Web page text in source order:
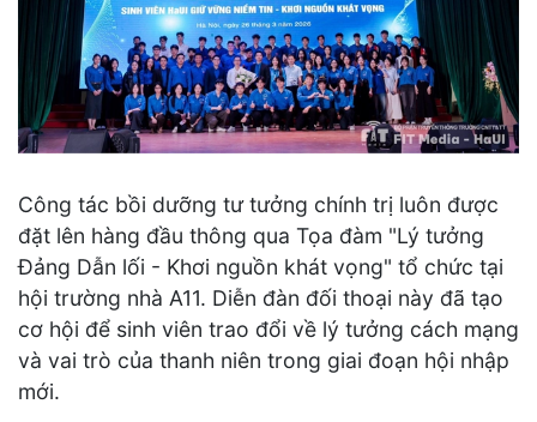
Công tác bồi dưỡng tư tưởng chính trị luôn được
đặt lên hàng đầu thông qua Tọa đàm "Lý tưởng
Đảng Dẫn lối - Khơi nguồn khát vọng" tổ chức tại
hội trường nhà A11. Diễn đàn đối thoại này đã tạo
cơ hội để sinh viên trao đổi về lý tưởng cách mạng
và vai trò của thanh niên trong giai đoạn hội nhập
mới.